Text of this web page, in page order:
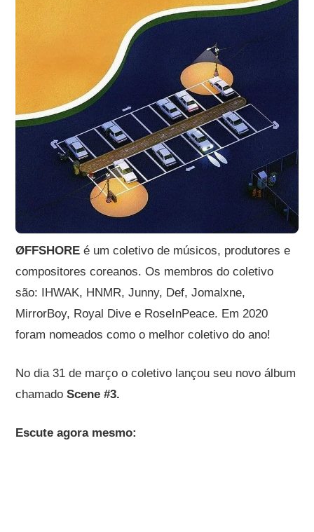
ØFFSHORE é um coletivo de músicos, produtores e
compositores coreanos. Os membros do coletivo
são: IHWAK, HNMR, Junny, Def, Jomalxne,
MirrorBoy, Royal Dive e RoseInPeace. Em 2020
foram nomeados como o melhor coletivo do ano!
No dia 31 de março o coletivo lançou seu novo álbum
chamadoScene #3.
Escute agora mesmo: